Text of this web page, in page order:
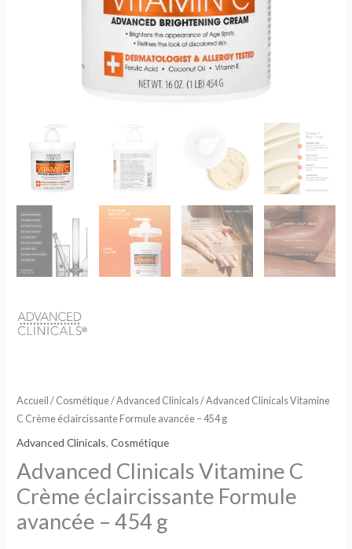
Accueil / Cosmétique/Advanced Clinicals/ Advanced Clinicals Vitamine
C Crème éclaircissante Formule avancée – 454 g
Advanced Clinicals,Cosmétique
Advanced Clinicals Vitamine C
Crème éclaircissante Formule
avancée – 454 g